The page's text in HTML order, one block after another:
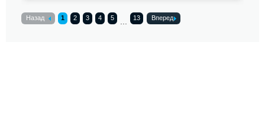
Назад 1 2 3 4 5 13 Вперед